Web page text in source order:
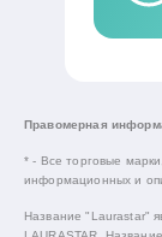
Правомерная
* - Все торговые
информационных и
Название "Laurastar"